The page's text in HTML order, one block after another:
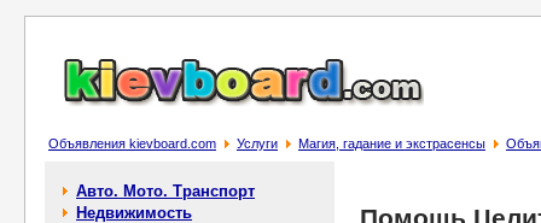
Объявления kievboard.com Услуги Магия, гадание и экстрасенсы
Авто. Мото. Транспорт
Недвижимость